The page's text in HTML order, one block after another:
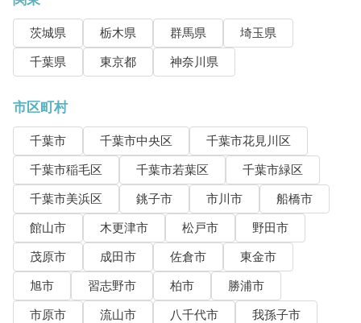
茨城県 栃木県 群馬県
埼玉県
千葉県
東京都 神奈川県
市区町村
千葉市 千葉市中央区
千葉市花見川区
千葉市稲毛区
千葉市若葉区
千葉市緑区
千葉市美浜区
銚子市 市川市
船橋市
館山市
木更津市 松戸市
野田市
茂原市
成田市 佐倉市
東金市
旭市
習志野市 柏市
勝浦市
市原市
流山市 八千代市
我孫子市